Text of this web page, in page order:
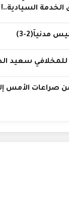
الخدمة السيادية..!
مدنياً(2-3)
للمخلافي سعيد
صراعات الأمس